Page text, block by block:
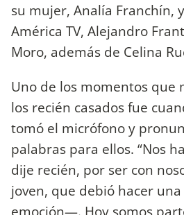
su mujer, Analía Franchín,
América TV, Alejandro
Moro, además de Celina
Uno de los momentos que
los recién casados fue
tomó el micrófono y
palabras para ellos. “Nos
dije recién, por ser con
joven, que debió hacer
emoción—. Hoy somos